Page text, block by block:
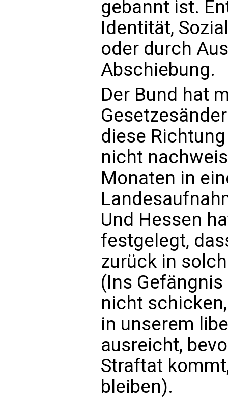
gebannt ist.
Identität,
oder durch
Abschiebung.
Der Bund hat
diese
nicht
Monaten in
Und Hessen
festgelegt,
zurück in
(Ins
nicht
in unserem
ausreicht,
Straftat
bleiben).